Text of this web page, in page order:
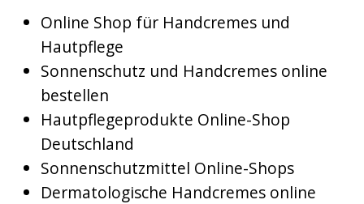
Online Shop für Handcremes und
Hautpflege
Sonnenschutz und Handcremes online
bestellen
Hautpflegeprodukte Online-Shop
Deutschland
Sonnenschutzmittel Online-Shops
Dermatologische Handcremes online